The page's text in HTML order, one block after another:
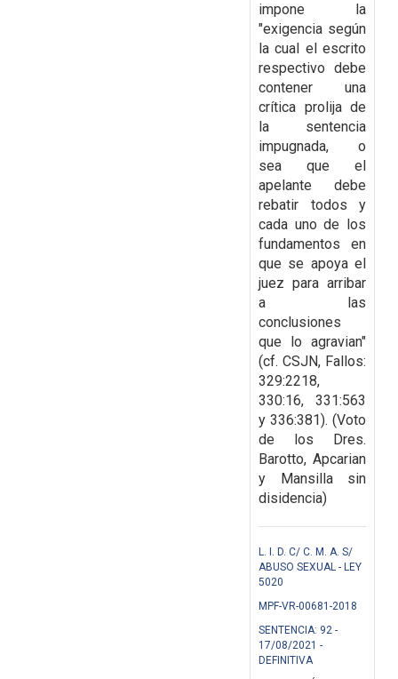
impone la
"exigencia según
la cual el escrito
respectivo debe
contener una
crítica prolija de
la sentencia
impugnada, o
sea que el
apelante debe
rebatir todos y
cada uno de los
fundamentos en
que se apoya el
juez para arribar
a las
conclusiones
que lo agravian"
(cf. CSJN, Fallos:
329:2218,
330:16, 331:563
y 336:381). (Voto
de los Dres.
Barotto, Apcarian
y Mansilla sin
disidencia)
L. I. D. C/ C. M. A. S/
ABUSO SEXUAL - LEY
5020
MPF-VR-00681-2018
SENTENCIA: 92 -
17/08/2021 -
DEFINITIVA